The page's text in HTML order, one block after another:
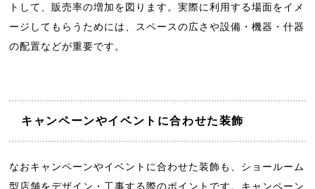
トして、販売率の増加を図ります。実際に利用する場面をイメ
ージしてもらうためには、スペースの広さや設備・機器・什器
の配置などが重要です。
キャンペーンやイベントに合わせた装飾
なおキャンペーンやイベントに合わせた装飾も、ショールーム
型店舗をデザイン・工事する際のポイントです。キャンペーン